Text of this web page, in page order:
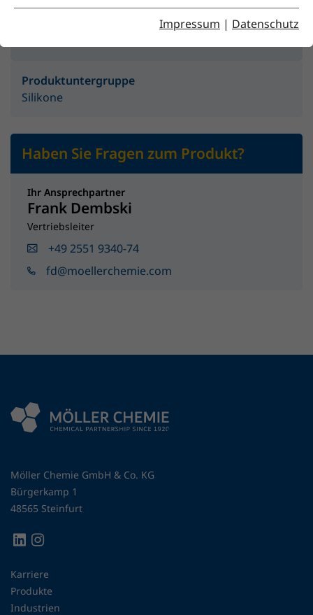
Impressum | Datenschutz
Produktuntergruppe
Silikone
Haben Sie Fragen zum Produkt?
Ihr Ansprechpartner
Frank Dembski
Vertriebsleiter
+49 2551 9340-74
fd@moellerchemie.com
Möller Chemie GmbH & Co. KG
Bürgerkamp 1
48565 Steinfurt
Karriere
Produkte
Industrien